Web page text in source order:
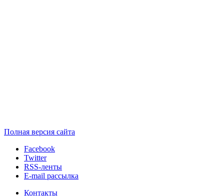
Полная версия сайта
Facebook
Twitter
RSS-ленты
E-mail рассылка
Контакты